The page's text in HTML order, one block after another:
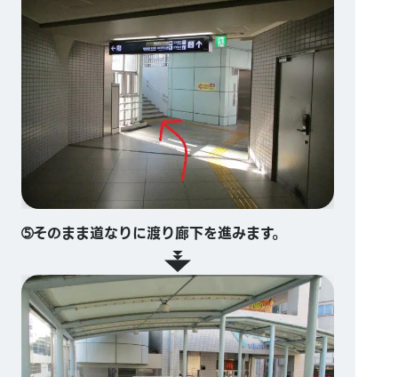
➄そのまま道なりに渡り廊下を進みます。